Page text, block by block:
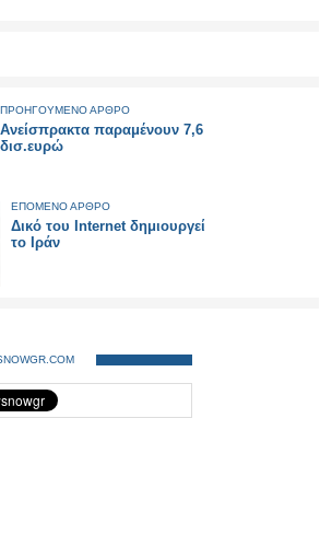
ΠΡΟΗΓΟΥΜΕΝΟ ΑΡΘΡΟ
Ανείσπρακτα παραμένουν 7,6
δισ.ευρώ
ΕΠΟΜΕΝΟ ΑΡΘΡΟ
Δικό του Internet δημιουργεί
το Ιράν